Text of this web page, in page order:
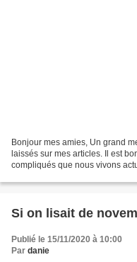
Bonjour mes amies, Un grand
laissés sur mes articles. Il est
compliqués que nous vivons
Si on lisait de
Publié le 15/11/2020 à 10:00
Par danie